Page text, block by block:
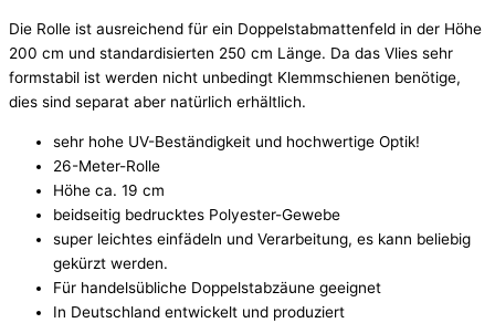
Die Rolle ist ausreichend für ein Doppelstabmattenfeld in der Höhe
200 cm und standardisierten 250 cm Länge. Da das Vlies sehr
formstabil ist werden nicht unbedingt Klemmschienen benötige,
dies sind separat aber natürlich erhältlich.
sehr hohe UV-Beständigkeit und hochwertige Optik!
26-Meter-Rolle
Höhe ca. 19 cm
beidseitig bedrucktes Polyester-Gewebe
super leichtes einfädeln und Verarbeitung, es kann beliebig
gekürzt werden.
Für handelsübliche Doppelstabzäune geeignet
In Deutschland entwickelt und produziert